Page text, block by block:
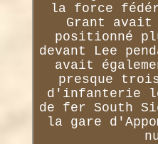
la force
Grant avait
positionné
devant Lee
avait
presque
d'infanterie
de fer South
la gare